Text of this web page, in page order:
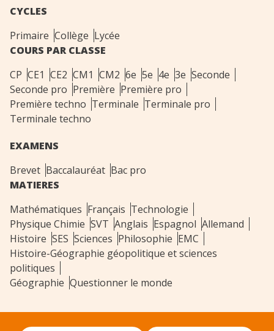
CYCLES
Primaire Collège Lycée
COURS PAR CLASSE
CP CE1 CE2 CM1 CM2 6e 5e 4e 3e Seconde
Seconde pro Première Première pro
Première techno Terminale Terminale pro
Terminale techno
EXAMENS
Brevet Baccalauréat Bac pro
MATIERES
Mathématiques Français Technologie
Physique Chimie SVT Anglais Espagnol Allemand
Histoire SES Sciences Philosophie EMC
Histoire-Géographie géopolitique et sciences
politiques
Géographie Questionner le monde